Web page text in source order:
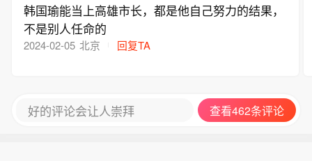
韩国瑜能当上高雄市长，都是他自己努力的结果，
不是别人任命的
2024-02-05 北京 回复TA
好的评论会让人崇拜 查看462条评论